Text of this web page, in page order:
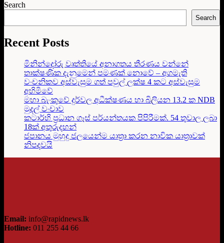
Search
Search
Recent Posts
මිනින්දෝරු වෘත්තියේ අනාගතය තීරණය වන්නේ
තාක්ෂණික දැනුමෙන් පමණක් නොවේ – අගමැති
වංචනිකව අස්වැසුම ගත් පවුල් ලක්ෂ 4 කට අස්වැසුම
අහිමිවේ
මහා බැංකුවේ දුර්වල අධීක්ෂණය හා බිලියන 13.2 ක NDB
මුදල් වංචාව
කටාර්හි ප්‍රධාන ගෑස් පර්යන්තයක පිපිරීමක්. 54 තුවාල ලබා
18ක් අතුරුදහන්
ජපානය මුහුදු ජලයෙන්ම යාත්‍රා කරන නාවික යාත්‍රාවක්
නිපදවයි
Email: info@rapidnews.lk
Hotline: 011 255 44 66